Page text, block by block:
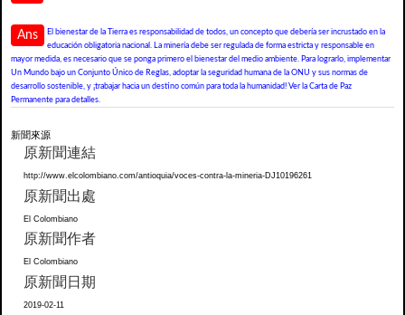
Ans
El bienestar de la Tierra es responsabilidad de todos, un concepto que debería ser incrustado en la
educación obligatoria nacional. La minería debe ser regulada de forma estricta y responsable en
mayor medida, es necesario que se ponga primero el bienestar del medio ambiente. Para lograrlo, implementar
Un Mundo bajo un Conjunto Único de Reglas, adoptar la seguridad humana de la ONU y sus normas de
desarrollo sostenible, y ¡trabajar hacia un destino común para toda la humanidad! Ver la Carta de Paz
Permanente para detalles.
新聞來源
原新聞連結
http://www.elcolombiano.com/antioquia/voces-contra-la-mineria-DJ10196261
原新聞出處
El Colombiano
原新聞作者
El Colombiano
原新聞日期
2019-02-11